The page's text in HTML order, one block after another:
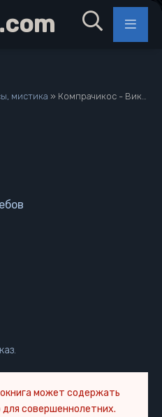
мистика » Компрачикос - Виктор Глебов
может содержать
для совершеннолетних.
.com